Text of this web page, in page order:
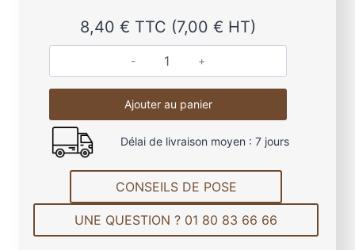
,
4
0
8,40 € TTC (7,00 € HT)
q
u
a
t
t
é
d
e
Ajouter au panier
Délai de livraison moyen : 7 jours
CONSEILS DE POSE
UNE QUESTION ? 01 80 83 66 66